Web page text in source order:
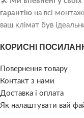
гарантію на всі
ваш клімат був
КОРИСНІ
Повернення товару
Контакт з нами
Доставка і оплата
Як налаштувати вай